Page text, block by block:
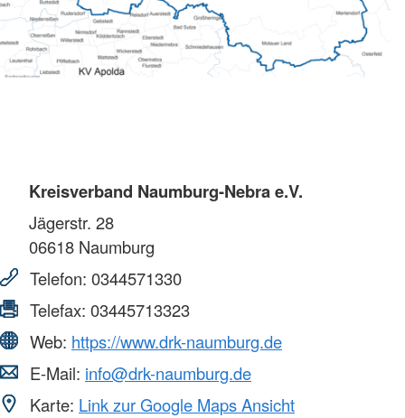
Kreisverband Naumburg-Nebra e.V.
Jägerstr. 28
06618 Naumburg
Telefon: 0344571330
Telefax: 03445713323
Web: https://www.drk-naumburg.de
E-Mail: info@drk-naumburg.de
Karte: Link zur Google Maps Ansicht